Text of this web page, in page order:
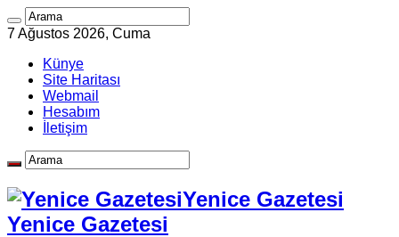
7 Ağustos 2026, Cuma
Künye
Site Haritası
Webmail
Hesabım
İletişim
Yenice Gazetesi
Yenice Gazetesi